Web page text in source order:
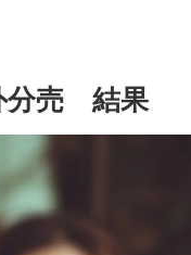
分売 結果